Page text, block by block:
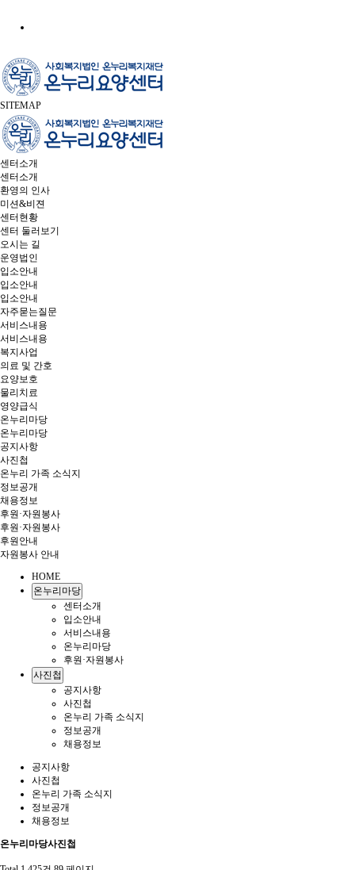
SITEMAP
센터소개
센터소개
환영의 인사
미션&비젼
센터현황
센터 둘러보기
오시는 길
운영법인
입소안내
입소안내
입소안내
자주묻는질문
서비스내용
서비스내용
복지사업
의료 및 간호
요양보호
물리치료
영양급식
온누리마당
온누리마당
공지사항
사진첩
온누리 가족 소식지
정보공개
채용정보
후원·자원봉사
후원·자원봉사
후원안내
자원봉사 안내
HOME
온누리마당
센터소개
입소안내
서비스내용
온누리마당
후원·자원봉사
사진첩
공지사항
사진첩
온누리 가족 소식지
정보공개
채용정보
공지사항
사진첩
온누리 가족 소식지
정보공개
채용정보
온누리마당사진첩